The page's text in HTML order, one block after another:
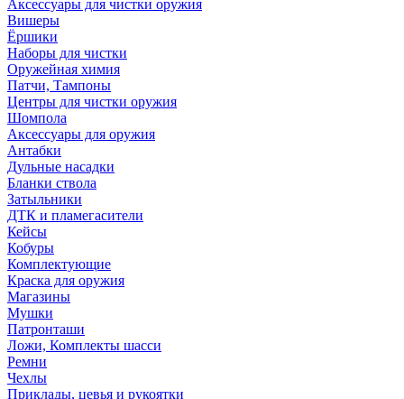
Аксессуары для чистки оружия
Вишеры
Ёршики
Наборы для чистки
Оружейная химия
Патчи, Тампоны
Центры для чистки оружия
Шомпола
Аксессуары для оружия
Антабки
Дульные насадки
Бланки ствола
Затыльники
ДТК и пламегасители
Кейсы
Кобуры
Комплектующие
Краска для оружия
Магазины
Мушки
Патронташи
Ложи, Комплекты шасси
Ремни
Чехлы
Приклады, цевья и рукоятки